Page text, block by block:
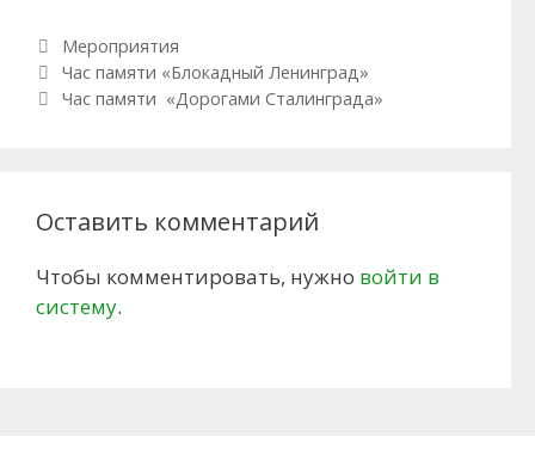
Рубрики
Мероприятия
Навигация по записям
Час памяти «Блокадный Ленинград»
Час памяти «Дорогами Сталинграда»
Оставить комментарий
Чтобы комментировать, нужно войти в
систему.